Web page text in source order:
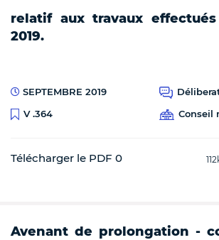
relatif aux travaux
2019.
SEPTEMBRE 2019
V .364
Conseil
Télécharger le PDF 0
Avenant de prolongation -